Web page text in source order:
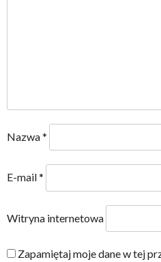
Nazwa*
E-mail*
Witryna internetowa
Zapamiętaj moje dane w tej